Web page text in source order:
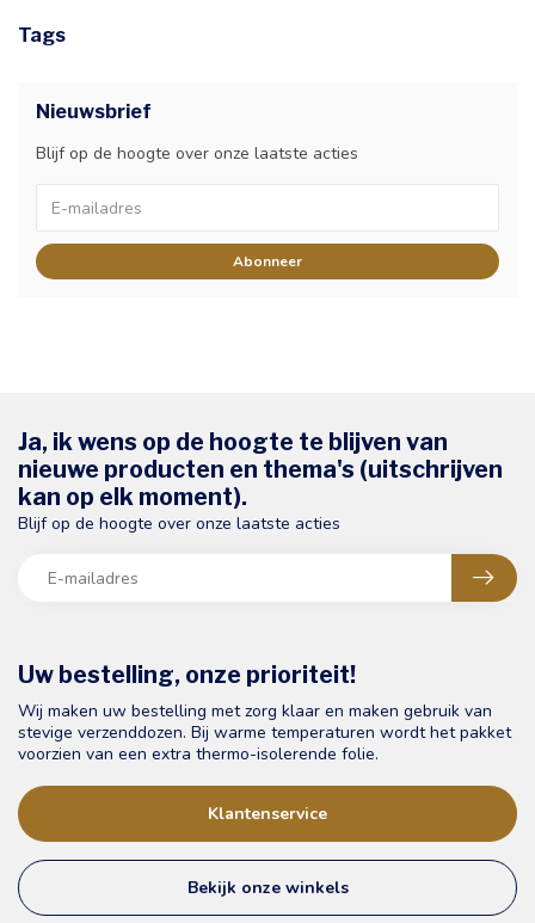
Tags
Nieuwsbrief
Blijf op de hoogte over onze laatste acties
Abonneer
Uw bestelling, onze prioriteit!
Wij maken uw bestelling met zorg klaar en maken gebruik van
stevige verzenddozen. Bij warme temperaturen wordt het pakket
voorzien van een extra thermo-isolerende folie.
Klantenservice
Bekijk onze winkels
Ja, ik wens op de hoogte te blijven van
nieuwe producten en thema's (uitschrijven
kan op elk moment).
Blijf op de hoogte over onze laatste acties